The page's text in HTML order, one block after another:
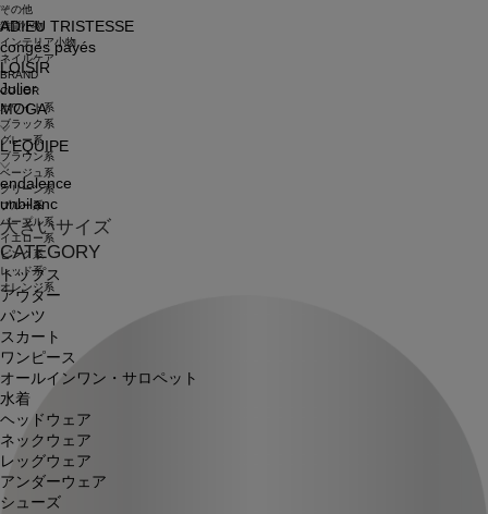
ADIEU TRISTESSE
congés payés
LOISIR
Julier
MOGA
L'EQUIPE
endalence
unbilanc
大きいサイズ
CATEGORY
トップス
アウター
パンツ
スカート
ワンピース
オールインワン・サロペット
水着
ヘッドウェア
ネックウェア
レッグウェア
アンダーウェア
シューズ
その他
雑貨小物
インテリア小物
ネイルケア
BRAND
COLOR
ホワイト系
ブラック系
グレー系
ブラウン系
ベージュ系
グリーン系
ブルー系
パープル系
イエロー系
ピンク系
レッド系
オレンジ系